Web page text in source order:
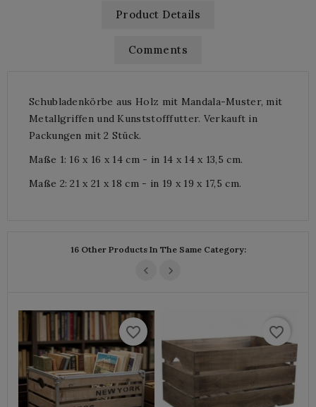
Product Details
Comments
Schubladenkörbe aus Holz mit Mandala-Muster, mit
Metallgriffen und Kunststofffutter. Verkauft in
Packungen mit 2 Stück.
Maße 1: 16 x 16 x 14 cm - in 14 x 14 x 13,5 cm.
Maße 2: 21 x 21 x 18 cm - in 19 x 19 x 17,5 cm.
16 Other Products In The Same Category:
favorite_border favorite_border